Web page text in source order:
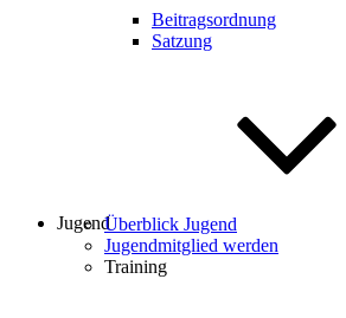
Beitragsordnung
Satzung
JugendÜberblick Jugend
Jugendmitglied werden
Training